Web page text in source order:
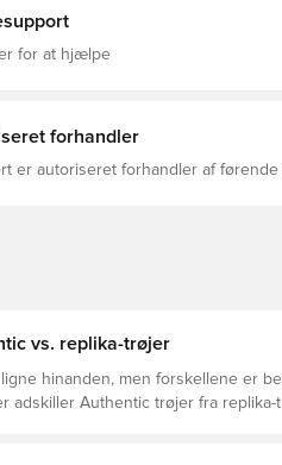
for at hjælpe
forhandler
er autoriseret forhandler af førende
vs. replika-trøjer
ligne hinanden, men forskellene er
adskiller Authentic trøjer fra replika-